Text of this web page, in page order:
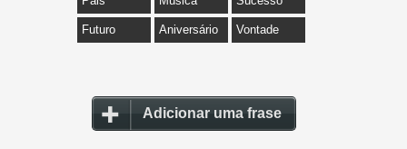
Futuro Aniversário Vontade
Adicionar uma frase